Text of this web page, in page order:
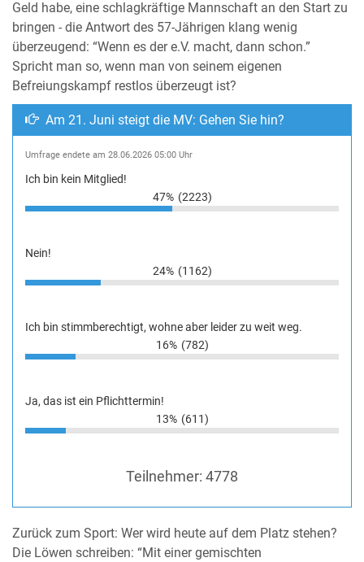
Geld habe, eine schlagkräftige Mannschaft an den Start zu
bringen - die Antwort des 57-Jährigen klang wenig
überzeugend: “Wenn es der e.V. macht, dann schon.”
Spricht man so, wenn man von seinem eigenen
Befreiungskampf restlos überzeugt ist?
Am 21. Juni steigt die MV: Gehen Sie hin?
Umfrage endete am 28.06.2026 05:00 Uhr
Ich bin kein Mitglied!
47% (2223)
Nein!
24% (1162)
Ich bin stimmberechtigt, wohne aber leider zu weit weg.
16% (782)
Ja, das ist ein Pflichttermin!
13% (611)
Teilnehmer: 4778
Zurück zum Sport: Wer wird heute auf dem Platz stehen?
Die Löwen schreiben: “Mit einer gemischten